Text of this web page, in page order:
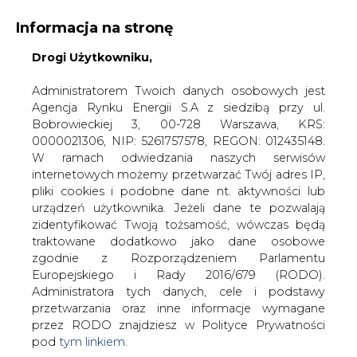
KONTAKT:
WYDAWCA PORTALU:
WYSOKI KONTRAST A A
ZALOGUJ SIĘ
WŁĄCZ CIRE.TV
Informacja na stronę
Drogi Użytkowniku,
Administratorem Twoich danych osobowych jest
Agencja Rynku Energii S.A z siedzibą przy ul.
Bobrowieckiej 3, 00-728 Warszawa, KRS:
0000021306, NIP: 5261757578, REGON: 012435148.
W ramach odwiedzania naszych serwisów
internetowych możemy przetwarzać Twój adres IP,
pliki cookies i podobne dane nt. aktywności lub
urządzeń użytkownika. Jeżeli dane te pozwalają
zidentyfikować Twoją tożsamość, wówczas będą
traktowane dodatkowo jako dane osobowe
zgodnie z Rozporządzeniem Parlamentu
Europejskiego i Rady 2016/679 (RODO).
Administratora tych danych, cele i podstawy
przetwarzania oraz inne informacje wymagane
przez RODO znajdziesz w Polityce Prywatności
pod tym linkiem.